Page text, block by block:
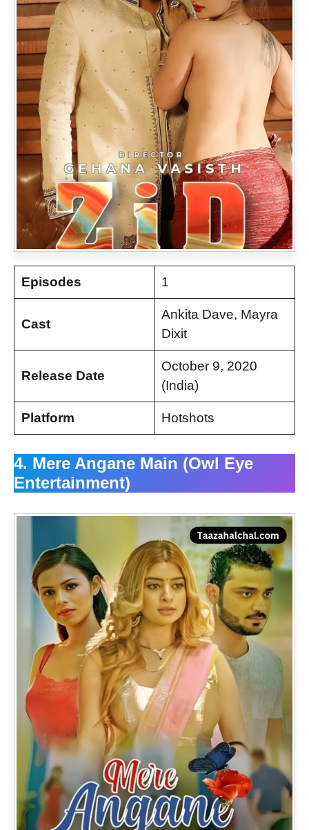
Episodes 1
Cast
Ankita Dave, Mayra
Dixit
Release Date
October 9, 2020
(India)
Platform Hotshots
4. Mere Angane Main (Owl Eye
Entertainment)